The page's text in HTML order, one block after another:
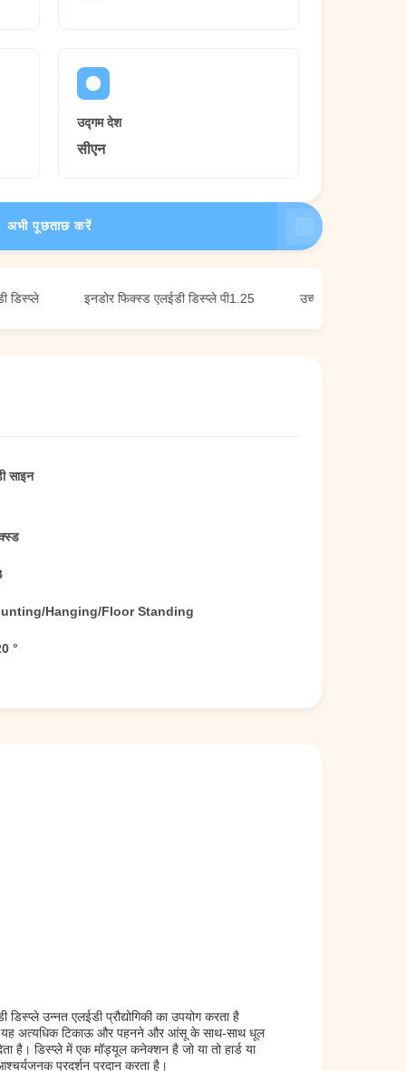
उद्गम देश
सीएन
अभी पूछताछ करें
इनडोर फिक्स्ड एलईडी डिस्प्ले पी1.25 उच्च चमक वाले इनडोर
साइन
Hanging/Floor Standing
°
उन्नत एलईडी प्रौद्योगिकी का उपयोग करता है
यह अत्यधिक टिकाऊ और पहनने और आंसू के साथ-साथ धूल
है। डिस्प्ले में एक मॉड्यूल कनेक्शन है जो या तो हार्ड या
प्रदर्शन प्रदान करता है।